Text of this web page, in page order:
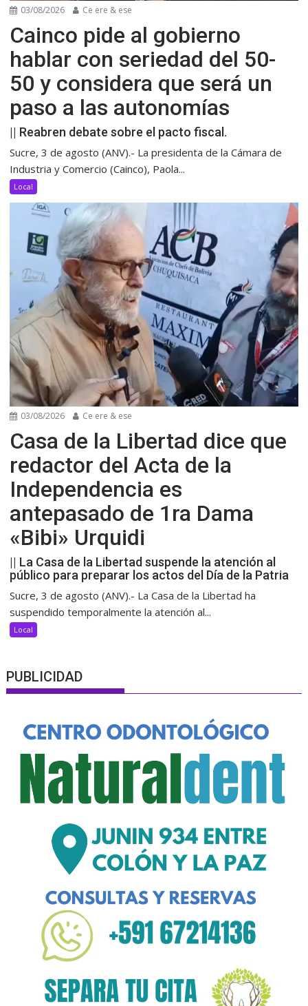
03/08/2026 Ce ere & ese
Cainco pide al gobierno
hablar con seriedad del 50-
50 y considera que será un
paso a las autonomías
|| Reabren debate sobre el pacto fiscal.
Sucre, 3 de agosto (ANV).- La presidenta de la Cámara de
Industria y Comercio (Cainco), Paola...
Local
03/08/2026 Ce ere & ese
Casa de la Libertad dice que
redactor del Acta de la
Independencia es
antepasado de 1ra Dama
«Bibi» Urquidi
|| La Casa de la Libertad suspende la atención al
público para preparar los actos del Día de la Patria
Sucre, 3 de agosto (ANV).- La Casa de la Libertad ha
suspendido temporalmente la atención al...
Local
PUBLICIDAD